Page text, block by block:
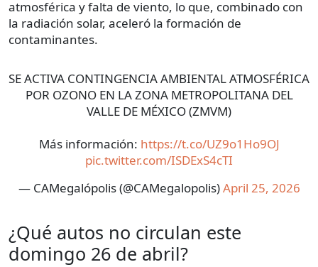
atmosférica y falta de viento, lo que, combinado con
la radiación solar, aceleró la formación de
contaminantes.
SE ACTIVA CONTINGENCIA AMBIENTAL ATMOSFÉRICA
POR OZONO EN LA ZONA METROPOLITANA DEL
VALLE DE MÉXICO (ZMVM)
Más información: https://t.co/UZ9o1Ho9OJ
pic.twitter.com/ISDExS4cTI
— CAMegalópolis (@CAMegalopolis)April 25, 2026
¿Qué autos no circulan este
domingo 26 de abril?